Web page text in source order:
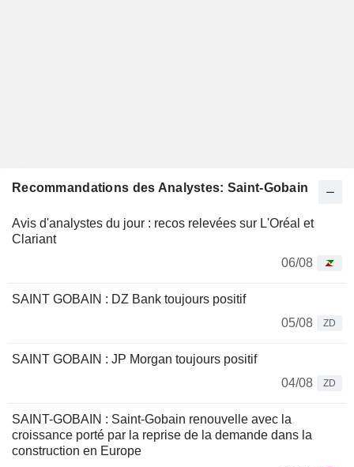
Recommandations des Analystes: Saint-Gobain
Avis d'analystes du jour : recos relevées sur L'Oréal et
Clariant
06/08
SAINT GOBAIN : DZ Bank toujours positif
05/08
ZD
SAINT GOBAIN : JP Morgan toujours positif
04/08
ZD
SAINT-GOBAIN : Saint-Gobain renouvelle avec la
croissance porté par la reprise de la demande dans la
construction en Europe